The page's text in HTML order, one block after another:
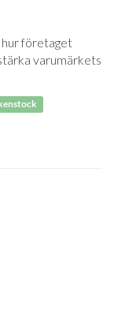
hur företaget
varumärkets